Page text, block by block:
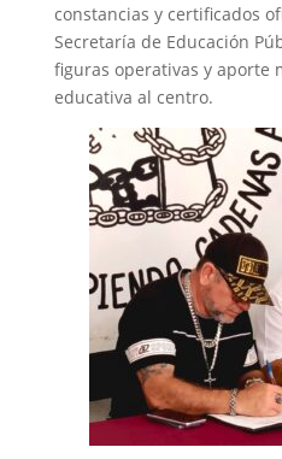
constancias y certificados
Secretaría de Educación
figuras operativas y aporte
educativa al centro.